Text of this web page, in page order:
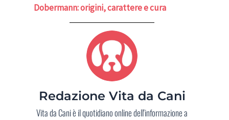
Dobermann: origini, carattere e cura
Redazione Vita da Cani
Vita da Cani è il quotidiano online dell'informazione a